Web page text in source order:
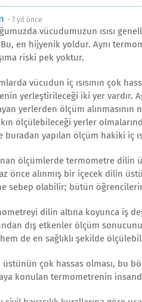
- 7 yıl önce
vücudumuzun ısısı
en hijyenik yoldur. Aynı
riski pek yoktur.
vücudun iç ısısının çok
yerleştirileceği iki yer vardır.
yerlerden ölçüm alınmasının
ölçülebileceği yerler
buradan yapılan ölçüm hakiki iç
ölçümlerde termometre dilin
önce alınmış bir içecek dilin
sebep olabilir; bütün
dilin altına koyunca iş
dış etkenler ölçüm
de en sağlıklı şekilde
üstünün çok hassas olması, bu
konulan termometrenin